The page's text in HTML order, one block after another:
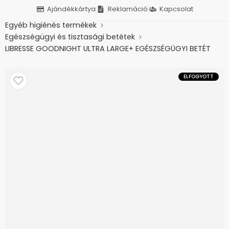
Ajándékkártya Reklamáció Kapcsolat
Kezdőlap
Higiénés segédeszközök
Egyéb higiénés termékek
Egészségügyi és tisztasági betétek
LIBRESSE GOODNIGHT ULTRA LARGE+ EGÉSZSÉGÜGYI BETÉT
ELFOGYOTT